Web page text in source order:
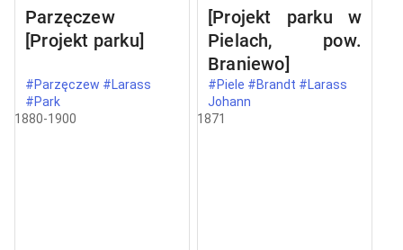
Parzęczew
[Projekt parku]
#Parzęczew #Larass
#Park
1880-1900
[Projekt parku w
Pielach, pow.
Braniewo]
#Piele #Brandt #Larass
Johann
1871